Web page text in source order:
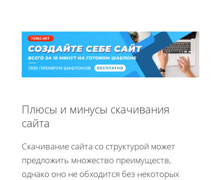
Плюсы и минусы скачивания
сайта
Скачивание сайта со структурой может
предложить множество преимуществ,
однако оно не обходится без некоторых